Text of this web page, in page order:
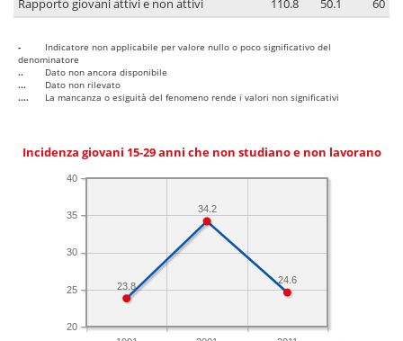
Rapporto giovani attivi e non attivi 110.8 50.1 60
-
Indicatore non applicabile per valore nullo o poco significativo del
denominatore
..
Dato non ancora disponibile
...
Dato non rilevato
....
La mancanza o esiguità del fenomeno rende i valori non significativi
Incidenza giovani 15-29 anni che non studiano e non lavorano
20
25
30
35
40
24.6
34.2
23.8